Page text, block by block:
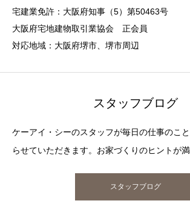
宅建業免許：大阪府知事（5）第50463号
大阪府宅地建物取引業協会 正会員
対応地域：大阪府堺市、堺市周辺
スタッフブログ
ケーアイ・シーのスタッフが毎日の仕事のこ
らせていただきます。お家づくりのヒントが満
スタッフブログ